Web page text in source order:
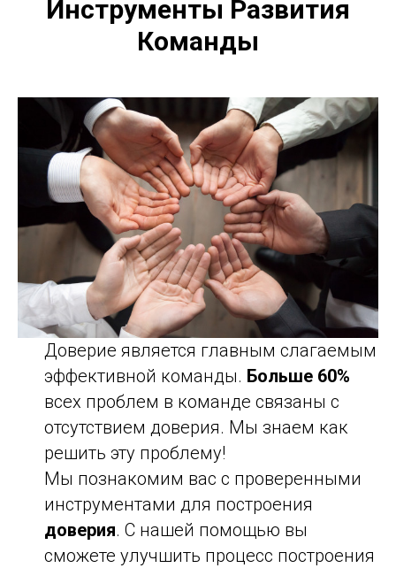
Инструменты Развития
Команды
Доверие является главным слагаемым
эффективной команды. Больше 60%
всех проблем в команде связаны с
отсутствием доверия. Мы знаем как
решить эту проблему!
Мы познакомим вас с проверенными
инструментами для построения
доверия. С нашей помощью вы
сможете улучшить процесс построения